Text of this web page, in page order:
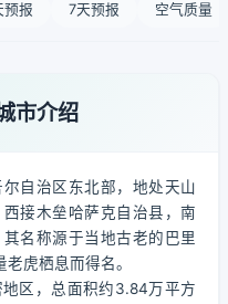
预报 7天预报 空气质量
市介绍
自治区东北部，地处天山
接木垒哈萨克自治县，南
名称源于当地古老的巴里
虎栖息而得名。
区，总面积约3.84万平方